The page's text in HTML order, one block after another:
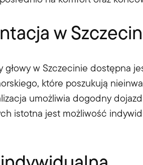
w
głowy w Szczecinie dostępna
które poszukują
umożliwia dogodny
istotna jest możliwość